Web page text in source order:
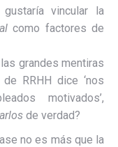
vincular la
como factores de
grandes mentiras
RRHH dice ‘nos
motivados’,
de verdad?
no es más que la